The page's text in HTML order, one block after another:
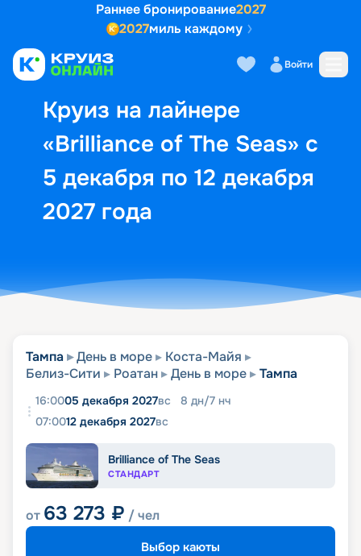
Раннее бронирование2027
2027миль каждому
Войти
Круиз на лайнере
«Brilliance of The Seas» с
5 декабря по 12 декабря
2027 года
Выбор кают Маршрут и
Тампа День в море
Коста-Майя
Белиз-Сити
Роатан День в море Тампа
16:0005 декабря 2027вс 8 дн/7 нч
07:0012 декабря 2027вс
Brilliance of The Seas
СТАНДАРТ
от 63 273 ₽ / чел
Выбор каюты